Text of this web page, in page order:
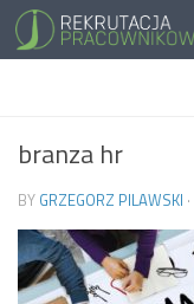
branza hr
BY GRZEGORZ PILAWSKI ·